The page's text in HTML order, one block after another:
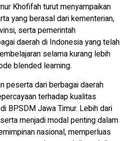
Khofifah turut menyampaikan
yang berasal dari kementerian,
serta pemerintah
daerah di Indonesia yang telah
selama kurang lebih
blended learning.
peserta dari berbagai daerah
terhadap kualitas
BPSDM Jawa Timur. Lebih dari
menjadi modal penting dalam
nasional, memperluas